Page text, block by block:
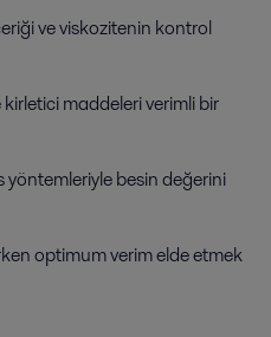
ve viskozitenin kontrol
maddeleri verimli bir
besin değerini
optimum verim elde etmek